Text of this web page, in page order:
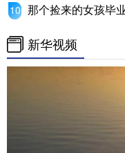
那个捡来的女孩毕
新华视频